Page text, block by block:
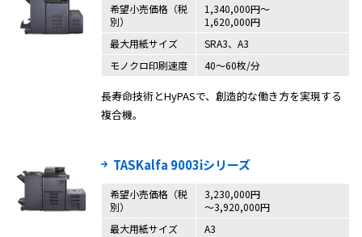
希望小売価格（税
別）
1,340,000円〜
1,620,000円
最大用紙サイズ
SRA3、A3
モノクロ印刷速度
40〜60枚/分
長寿命技術とHyPASで、創造的な働き方を実現する
複合機。
TASKalfa 9003iシリーズ
希望小売価格（税
別）
3,230,000円
～3,920,000円
最大用紙サイズ
A3